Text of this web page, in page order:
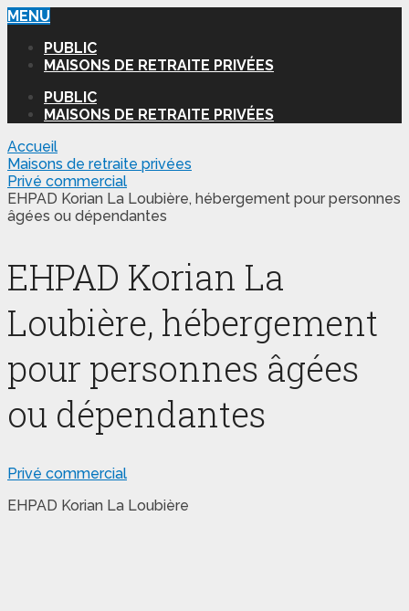
MENU
PUBLIC
MAISONS DE RETRAITE PRIVÉES
PUBLIC
MAISONS DE RETRAITE PRIVÉES
Accueil
Maisons de retraite privées
Privé commercial
EHPAD Korian La Loubière, hébergement pour personnes
âgées ou dépendantes
EHPAD Korian La
Loubière, hébergement
pour personnes âgées
ou dépendantes
Privé commercial
EHPAD Korian La Loubière